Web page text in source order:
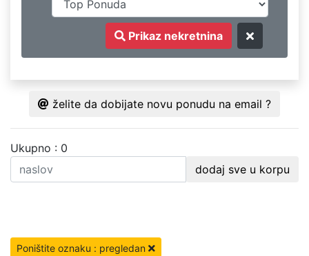
Prikaz nekretnina
želite da dobijate novu ponudu na email ?
Ukupno : 0
dodaj sve u korpu
Poništite oznaku : pregledan